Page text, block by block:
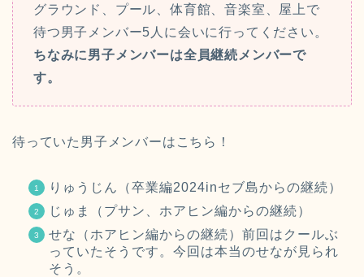
グラウンド、プール、体育館、音楽室、屋上で
待つ男子メンバー5人に会いに行ってください。
ちなみに男子メンバーは全員継続メンバーで
す。
待っていた男子メンバーはこちら！
りゅうじん（卒業編2024inセブ島からの継続）
じゅま（プサン、ホアヒン編からの継続）
せな（ホアヒン編からの継続）前回はクールぶ
っていたそうです。今回は本当のせなが見られ
そう。